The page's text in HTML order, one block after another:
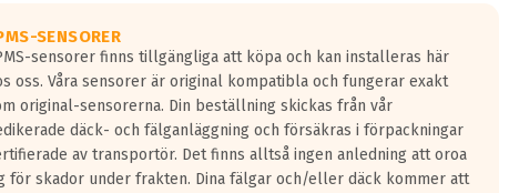
SENSORER
sensorer finns tillgängliga att köpa och kan installeras här
oss. Våra sensorer är original kompatibla och fungerar exakt
original-sensorerna. Din beställning skickas från vår
däck- och fälganläggning och försäkras i förpackningar
av transportör. Det finns alltså ingen anledning att oroa
för skador under frakten. Dina fälgar och/eller däck kommer att